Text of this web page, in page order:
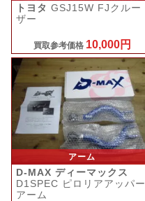
トヨタ GSJ15W FJクルー
ザー
買取参考価格 10,000円
アーム
D-MAX ディーマックス
D1SPEC ピロリアアッパー
アーム